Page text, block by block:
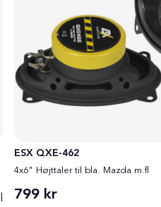
ESX QXE-462
4x6" Højttaler til bla. Mazda m.fl
799 kr